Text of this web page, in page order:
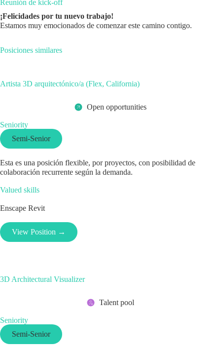
Reunión de kick-off
¡Felicidades por tu nuevo trabajo!
Estamos muy emocionados de comenzar este camino contigo.
Posiciones similares
Artista 3D arquitectónico/a (Flex, California)
Open opportunities
Seniority
Semi-Senior
Esta es una posición flexible, por proyectos, con posibilidad de
colaboración recurrente según la demanda.
Valued skills
Enscape Revit
View Position →
3D Architectural Visualizer
Talent pool
Seniority
Semi-Senior